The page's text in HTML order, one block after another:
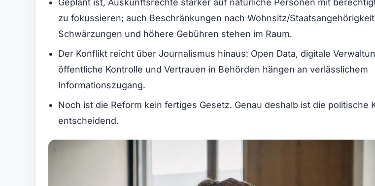
Geplant ist, Auskunftsrechte stärker auf natürliche Personen mit
zu fokussieren; auch Beschränkungen nach Wohnsitz/
Schwärzungen und höhere Gebühren stehen im Raum.
Der Konflikt reicht über Journalismus hinaus: Open Data, digitale
öffentliche Kontrolle und Vertrauen in Behörden hängen an verlässlichem
Informationszugang.
Noch ist die Reform kein fertiges Gesetz. Genau deshalb ist die politische
entscheidend.